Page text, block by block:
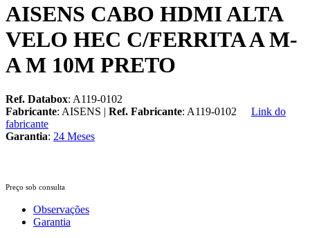
AISENS CABO HDMI ALTA
VELO HEC C/FERRITA A M-
A M 10M PRETO
Ref. Databox: A119-0102
Fabricante: AISENS | Ref. Fabricante: A119-0102
Link do
fabricante
Garantia: 24 Meses
Preço sob consulta
Observações
Garantia